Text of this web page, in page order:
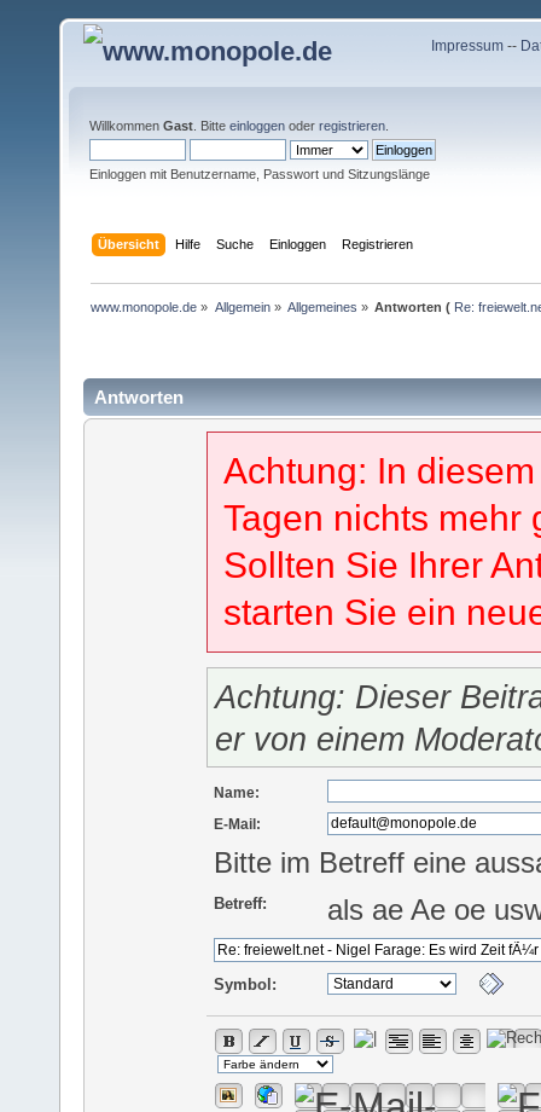
Impressum--
Willkommen Gast . Bitte einloggen oder registrieren
Einloggen mit Benutzername, Passwort und Sitzungslänge
Übersicht Hilfe Suche Einloggen Registrieren
www.monopole.de » Allgemein» Allgemeines » Antworten ( Re:
Antworten
Achtung: In
Tagen nichts mehr
Sollten Sie Ihrer
starten Sie ein
Achtung: Dieser
er von einem
Name:
E-Mail:
Bitte im Betreff eine
als ae Ae oe
Betreff:
Symbol: